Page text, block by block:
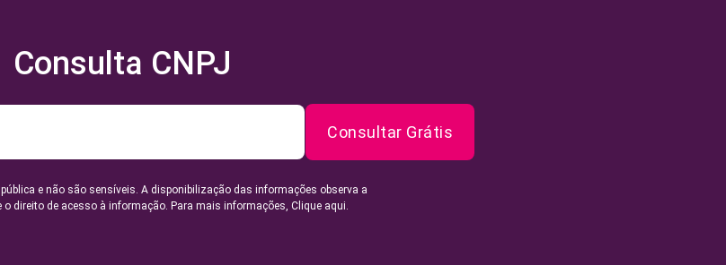
Consulta CNPJ
Consultar Grátis
e não são sensíveis. A disponibilização das informações observa a
o direito de acesso à informação. Para mais informações, Clique aqui.